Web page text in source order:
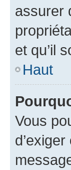
assurer
et qu’il
Haut
Vous